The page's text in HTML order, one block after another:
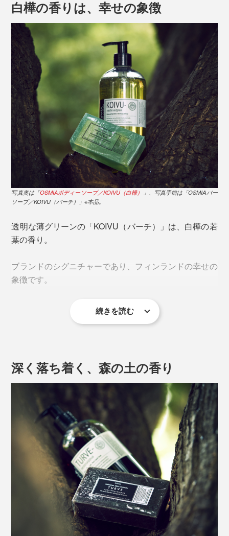
白樺の香りは、幸せの象徴
写真奥は「OSMIAボディーソープ／KOIVU（白樺）
」、写真手前は「OSMIAバー
ソープ／KOIVU（バーチ）」※本品。
透明な薄グリーンの「KOIVU（バーチ）」は、白樺の若
葉の香り。
ブランドのシグニチャーであり、フィンランドの幸せの
象徴です。
国連が発表する「幸福度ランキング」で、2018年から4
年連続で１位のフィンランド。その“幸せの国“の国樹が
続きを読む
深く落ち着く、森の土の香り